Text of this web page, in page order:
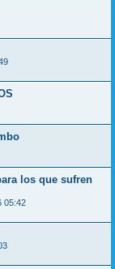
los que sufren
05:42